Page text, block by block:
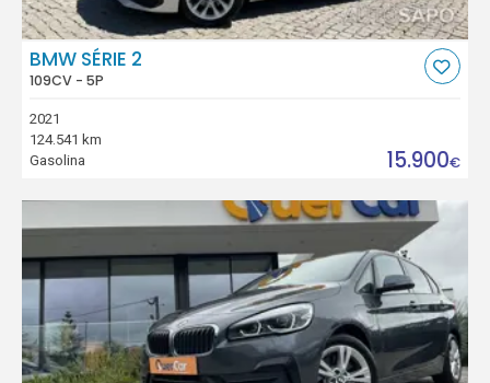
BMW SÉRIE 2
109CV - 5P
2021
124.541 km
Gasolina
15.900€